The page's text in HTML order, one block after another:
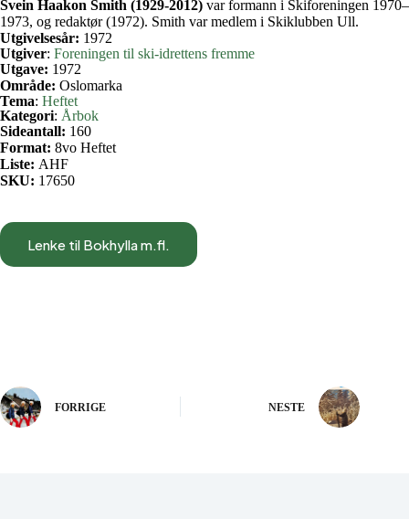
Svein Haakon Smith (1929-2012) var formann i Skiforeningen 1970–
1973, og redaktør (1972). Smith var medlem i Skiklubben Ull.
Utgivelsesår: 1972
Utgiver: Foreningen til ski-idrettens fremme
Utgave: 1972
Område: Oslomarka
Tema: Heftet
Kategori: Årbok
Sideantall: 160
Format: 8vo Heftet
Liste: AHF
SKU: 17650
Lenke til Bokhylla m.fl.
FORRIGE NESTE